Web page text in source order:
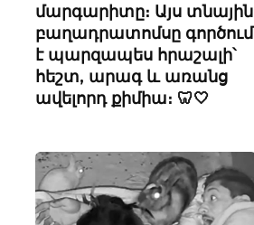
մարգարիտը։ Այս տնային
բաղադրատոմսը գործում
է պարզապես հրաշալի՝
հեշտ, արագ և առանց
ավելորդ քիմիա։ 🦷🤍